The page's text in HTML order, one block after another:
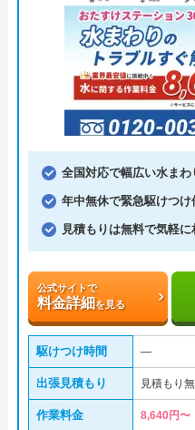
全国対応で幅広い水ま
年中無休で緊急駆けつけ
見積もりは無料で気軽に
公式サイトで
料金詳細を見る
駆けつけ時間 ―
出張見積もり 見積もり
作業料金 8,640円〜